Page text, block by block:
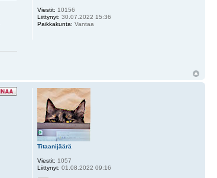
Viestit: 10156
Liittynyt: 30.07.2022 15:36
Paikkakunta: Vantaa
Titaanijäärä
Viestit: 1057
Liittynyt: 01.08.2022 09:16